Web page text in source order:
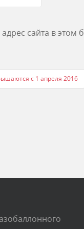
сайта в
с 1 апреля 2016